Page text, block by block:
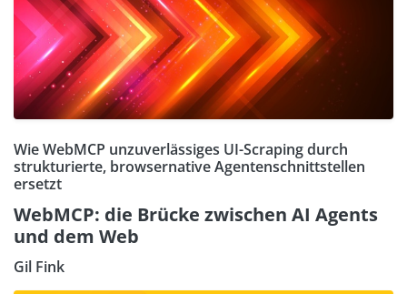
Wie WebMCP unzuverlässiges UI-Scraping durch
strukturierte, browsernative Agentenschnittstellen
ersetzt
WebMCP: die Brücke zwischen AI Agents
und dem Web
Gil Fink